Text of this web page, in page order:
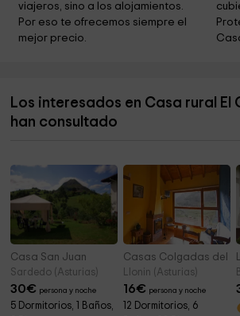
Ayuntamiento de Boal
Iglesia de Santa Marina
CDTL Navia
viajeros, sino a los alojamientos.
Por eso te ofrecemos siempre el
mejor precio.
Los interesados en Casa rural El
han consultado
Casa San Juan
Sardedo (Asturias)
30€ persona y noche
5 Dormitorios, 1 Baños,
Casas Colgadas del
Llonin (Asturias)
16€ persona y noche
12 Dormitorios, 6